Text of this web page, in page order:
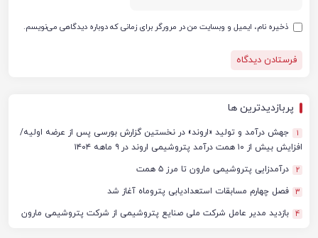
ذخیره نام، ایمیل و وبسایت من در مرورگر برای زمانی که دوباره دیدگاهی می‌نویسم.
پربازدیدترین ها
1
جهش درآمد و تولید «اروند» در نخستین گزارش بورسی پس از عرضه اولیه/
افزایش بیش از ۱۰ همت درآمد پتروشیمی اروند در ۹ ماهه ۱۴۰۴
2 درآمدزایی پتروشیمی مارون تا مرز ۵ همت
3 فصل چهارم مسابقات استعدادیابی پتروماه آغاز شد
4 بازدید مدیر عامل شرکت ملی صنایع پتروشیمی از شرکت پتروشیمی مارون